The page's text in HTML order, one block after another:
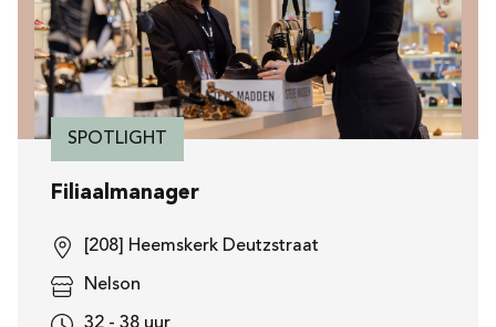
SPOTLIGHT
Filiaalmanager
[208] Heemskerk Deutzstraat
Nelson